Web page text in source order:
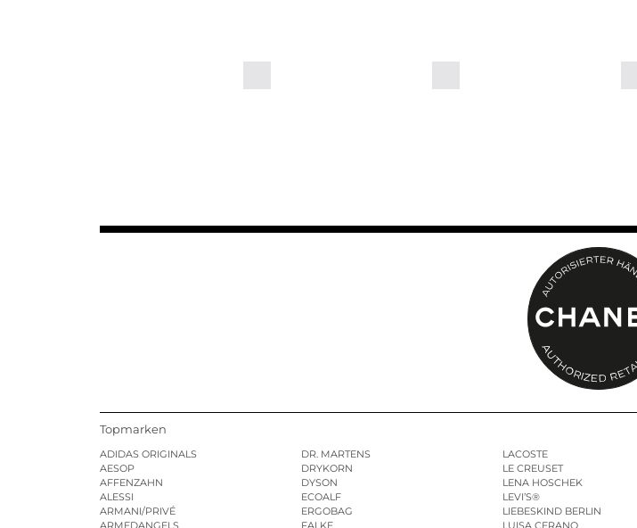
Topmarken
ADIDAS ORIGINALS
AESOP
AFFENZAHN
ALESSI
ARMANI/PRIVÉ
ARMEDANGELS
DR. MARTENS
DRYKORN
DYSON
ECOALF
ERGOBAG
FALKE
LACOSTE
LE CREUSET
LENA HOSCHEK
LEVI’S®
LIEBESKIND BERLIN
LUISA CERANO